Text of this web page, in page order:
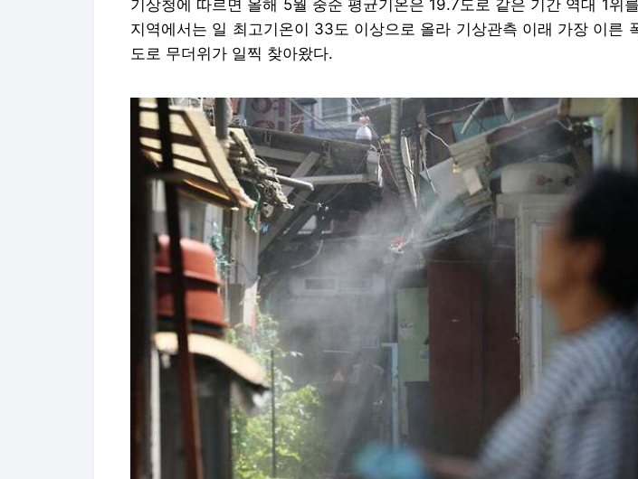
기상청에 따르면 올해 5월 중순 평균기온은 19.7도로 같은 기간 역대 1위
지역에서는 일 최고기온이 33도 이상으로 올라 기상관측 이래 가장 이른
도로 무더위가 일찍 찾아왔다.